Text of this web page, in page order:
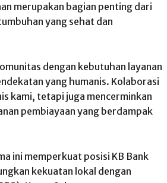
merupakan bagian penting dari
yang sehat dan
dengan kebutuhan layanan
yang humanis. Kolaborasi
kami, tetapi juga mencerminkan
pembiayaan yang berdampak
ini memperkuat posisi KB Bank
kekuatan lokal dengan